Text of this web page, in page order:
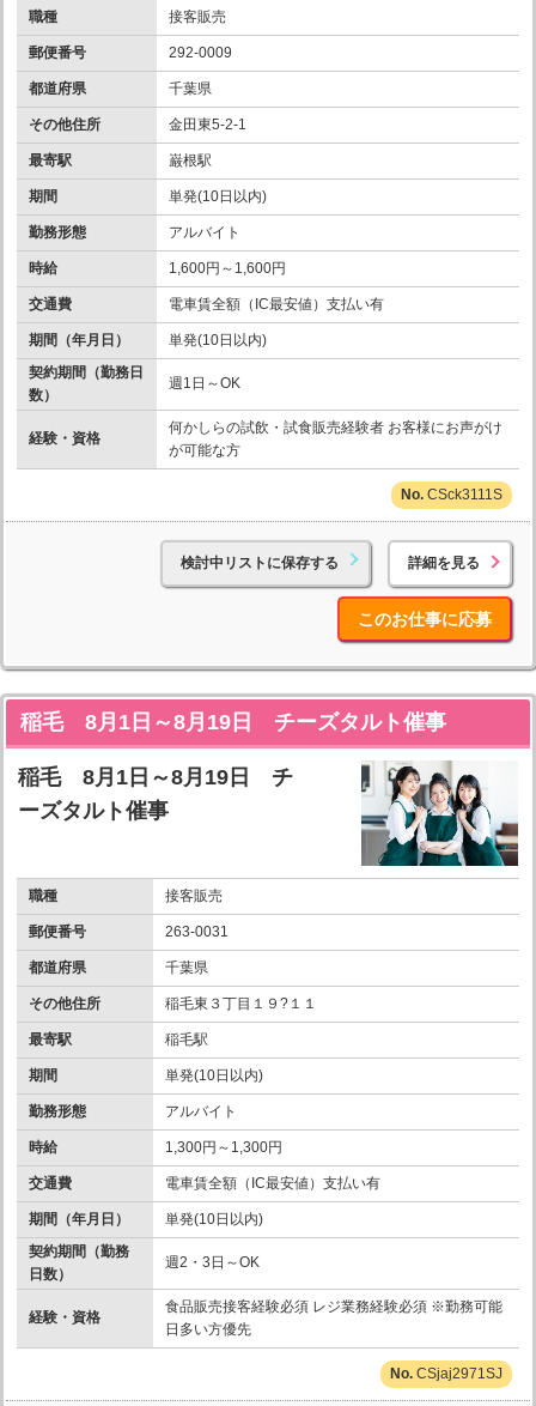
職種 接客販売
郵便番号 292-0009
都道府県 千葉県
その他住所 金田東5-2-1
最寄駅 巌根駅
期間 単発(10日以内)
勤務形態 アルバイト
時給 1,600円～1,600円
交通費 電車賃全額（IC最安値）支払い有
期間（年月日）
単発(10日以内)
契約期間（勤務日
数）
週1日～OK
経験・資格
何かしらの試飲・試食販売経験者 お客様にお声がけ
が可能な方
CSck3111S
検討中リストに保存する 詳細を見る
このお仕事に応募
稲毛 8月1日～8月19日 チーズタルト催事
稲毛 8月1日～8月19日 チ
ーズタルト催事
職種 接客販売
郵便番号 263-0031
都道府県 千葉県
その他住所 稲毛東３丁目１９?１１
最寄駅 稲毛駅
期間 単発(10日以内)
勤務形態 アルバイト
時給 1,300円～1,300円
交通費 電車賃全額（IC最安値）支払い有
期間（年月日）
単発(10日以内)
契約期間（勤務
日数）
週2・3日～OK
経験・資格
食品販売接客経験必須 レジ業務経験必須 ※勤務可能
日多い方優先
CSjaj2971SJ